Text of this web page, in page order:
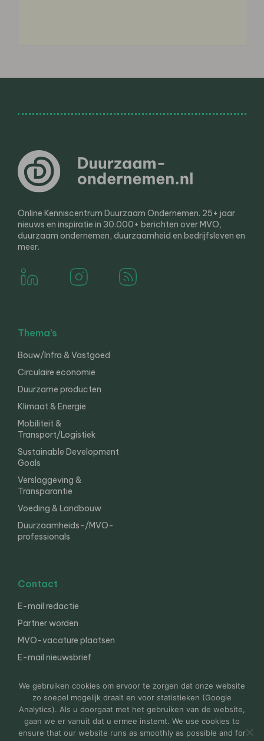
Online Kenniscentrum Duurzaam Ondernemen. 25+ jaar
nieuws en inspiratie in 30.000+ berichten over MVO,
duurzaam ondernemen, duurzaamheid en bedrijfsleven en
meer.
Thema’s
Bouw/Infra & Vastgoed
Circulaire economie
Duurzame producten
Klimaat & Energie
Mobiliteit &
Transport/Logistiek
Sustainable Development
Goals
Verslaggeving &
Transparantie
Voeding & Landbouw
Duurzaamheids-/MVO-
professionals
Contact
E-mail redactie
Partner worden
MVO-vacature plaatsen
E-mail nieuwsbrief
© 2000-2026 Van der Molen EIS Colofon
Disclaimer
Privacy
We gebruiken cookies om ervoor te zorgen dat onze website
zo soepel mogelijk draait en voor statistieken (Google
Analytics). Als u doorgaat met het gebruiken van de website,
gaan we er vanuit dat u ermee instemt. We use cookies to
ensure that our website runs as smoothly as possible and for